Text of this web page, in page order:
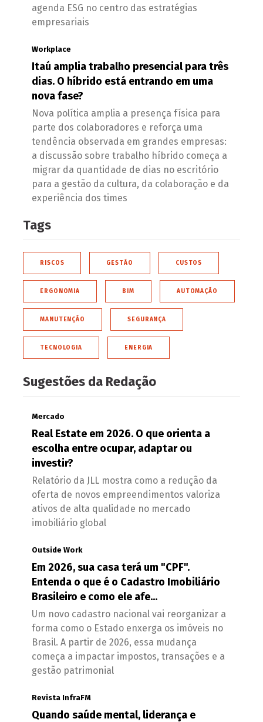
agenda ESG no centro das estratégias
empresariais
Workplace
Itaú amplia trabalho presencial para três
dias. O híbrido está entrando em uma
nova fase?
Nova política amplia a presença física para
parte dos colaboradores e reforça uma
tendência observada em grandes empresas:
a discussão sobre trabalho híbrido começa a
migrar da quantidade de dias no escritório
para a gestão da cultura, da colaboração e da
experiência dos times
Tags
RISCOS GESTÃO CUSTOS
ERGONOMIA BIM AUTOMAÇÃO
MANUTENÇÃO SEGURANÇA
TECNOLOGIA ENERGIA
Sugestões da Redação
Mercado
Real Estate em 2026. O que orienta a
escolha entre ocupar, adaptar ou
investir?
Relatório da JLL mostra como a redução da
oferta de novos empreendimentos valoriza
ativos de alta qualidade no mercado
imobiliário global
Outside Work
Em 2026, sua casa terá um "CPF".
Entenda o que é o Cadastro Imobiliário
Brasileiro e como ele afe...
Um novo cadastro nacional vai reorganizar a
forma como o Estado enxerga os imóveis no
Brasil. A partir de 2026, essa mudança
começa a impactar impostos, transações e a
gestão patrimonial
Revista InfraFM
Quando saúde mental, liderança e